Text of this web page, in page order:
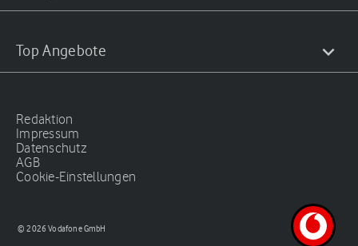
Top Angebote
Redaktion
Impressum
Datenschutz
AGB
Cookie-Einstellungen
© 2026 Vodafone GmbH